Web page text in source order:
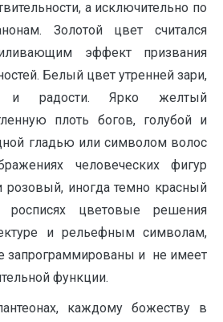
а исключительно по
Золотой цвет считался
эффект призвания
Белый цвет утренней зари,
и радости. Ярко желтый
плоть богов, голубой и
гладью или символом волос
человеческих фигур
иногда темно красный
цветовые решения
и рельефным символам,
запрограммированы и не имеет
функции.
каждому божеству в